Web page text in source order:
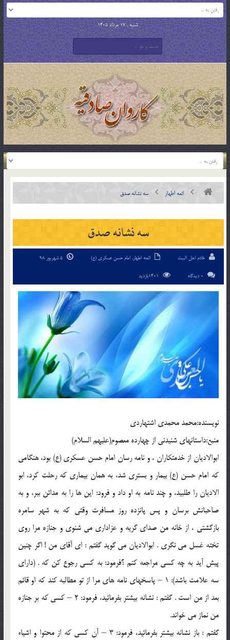
شنبه , 17 مرداد 1405
ائمه اطهار سه نشانه صدق
سه نشانه صدق
خادم اهل البیت ائمه اطهار, امام حسن عسکری (ع)
0 دیدگاه
نويسنده:محمد محمدي اشتهاردي
منبع:داستانهاي شنيدني از چهارده معصوم(عليهم السلام)
ابوالاديان از خدمتكاران ، و نامه رسان امام حسن عسكري (ع) بود، هنگامي
كه امام حسن (ع) بيمار و بستري شد، به همان بيماري كه رحلت كرد، ابو
الاديان را طلبيد، و چند نامه به او داد و فرود: اين ها را به مدائن ببر، و به
صاحبانش برسان و پس پانزده روز مسافرت وقتي كه به شهر سامره
بازگشتي ، از خانه من صداي گريه و عزاداري مي شنوي و جنازه مرا روي
تخته غسل مي نگري . ابوالاديان مي گويد گفتم : اي آقاي من ! اگر چنين
پيش آيد به چه كسي مراجعه كنم ؟فرمود: به كسي رجوع كن كه . (داراي
سه علامت باشد): 1 – پاسخهاي نامه هاي مرا از تو مطالبه كند كه او قائم
بعد از من است . گفتم : نشانه بيشتر بفرمائيد، فرمود: 2 – كسي كه بر جنازه
من نماز مي خواند.
گفتم : باز نشانه بيشتر بفرمائيد، فرمود: 3 – آن كسي كه از محتوا و اشياء